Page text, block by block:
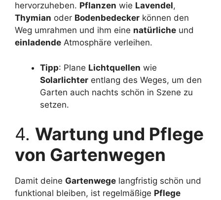
hervorzuheben. Pflanzen wie Lavendel,
Thymian oder Bodenbedecker können den
Weg umrahmen und ihm eine natürliche und
einladende Atmosphäre verleihen.
Tipp: Plane Lichtquellen wie
Solarlichter entlang des Weges, um den
Garten auch nachts schön in Szene zu
setzen.
4. Wartung und Pflege
von Gartenwegen
Damit deine Gartenwege langfristig schön und
funktional bleiben, ist regelmäßige Pflege